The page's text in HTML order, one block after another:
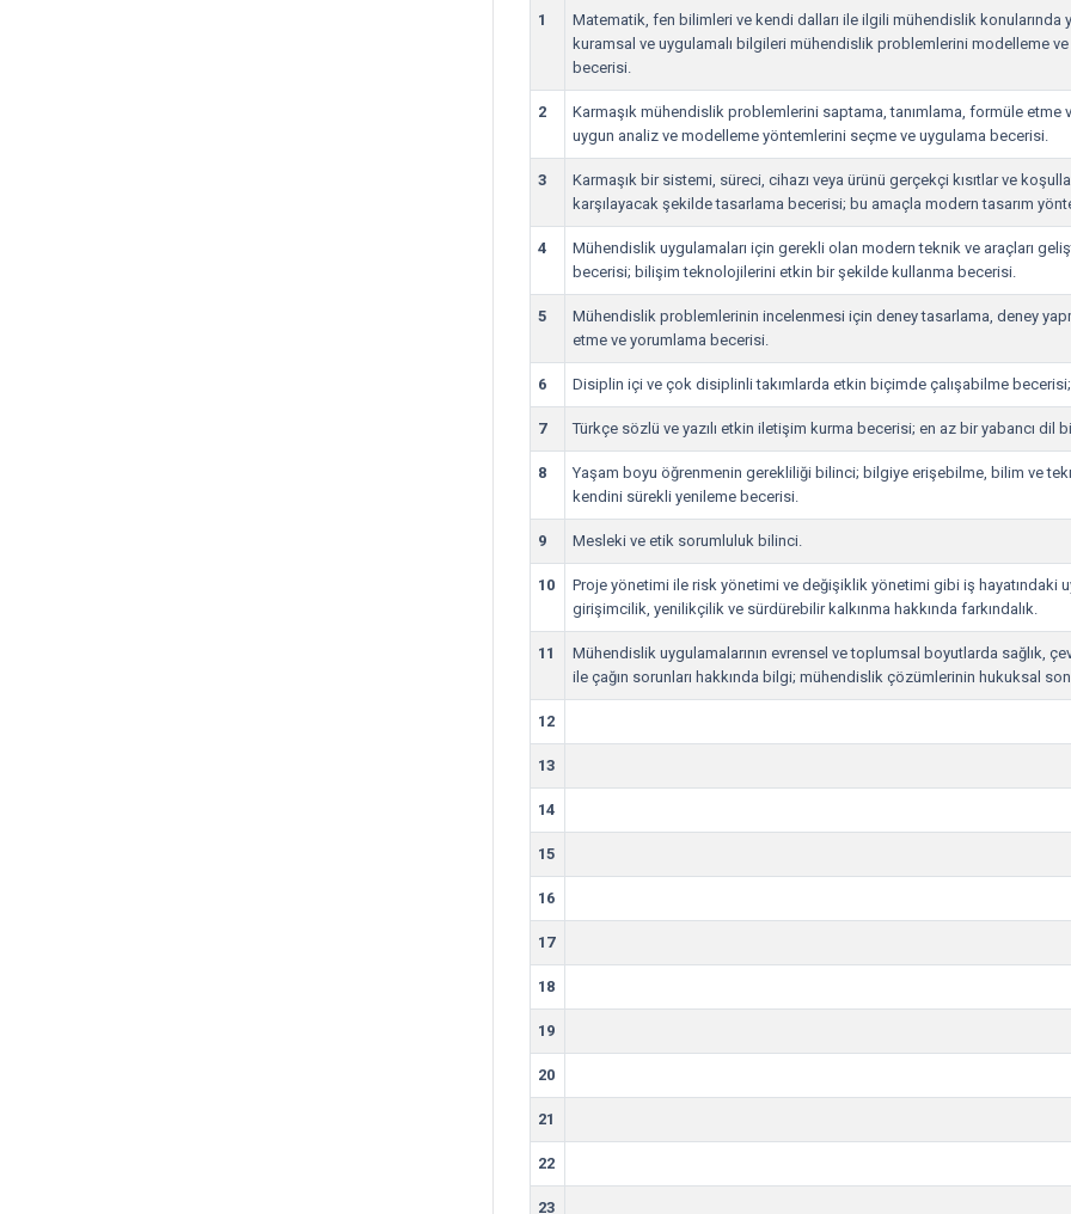
1
Matematik, fen bilimleri ve kendi dalları ile ilgili mühendislik
kuramsal ve uygulamalı bilgileri mühendislik problemlerini modelleme
becerisi.
2
Karmaşık mühendislik problemlerini saptama, tanımlama, formüle etme
uygun analiz ve modelleme yöntemlerini seçme ve uygulama becerisi.
3
Karmaşık bir sistemi, süreci, cihazı veya ürünü gerçekçi kısıtlar ve
karşılayacak şekilde tasarlama becerisi; bu amaçla modern tasarım
4
Mühendislik uygulamaları için gerekli olan modern teknik ve araçları
becerisi; bilişim teknolojilerini etkin bir şekilde kullanma becerisi.
5
Mühendislik problemlerinin incelenmesi için deney tasarlama, deney
etme ve yorumlama becerisi.
6 Disiplin içi ve çok disiplinli takımlarda etkin biçimde çalışabilme
7 Türkçe sözlü ve yazılı etkin iletişim kurma becerisi; en az bir yabancı dil
8
Yaşam boyu öğrenmenin gerekliliği bilinci; bilgiye erişebilme, bilim ve
kendini sürekli yenileme becerisi.
9 Mesleki ve etik sorumluluk bilinci.
10
Proje yönetimi ile risk yönetimi ve değişiklik yönetimi gibi iş hayatındaki
girişimcilik, yenilikçilik ve sürdürebilir kalkınma hakkında farkındalık.
11
Mühendislik uygulamalarının evrensel ve toplumsal boyutlarda sağlık,
ile çağın sorunları hakkında bilgi; mühendislik çözümlerinin hukuksal
12
13
14
15
16
17
18
19
20
21
22
23